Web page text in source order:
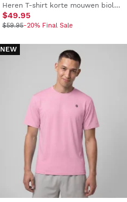
Heren T-shirt korte mouwen biologisch katoen
$49.95
$59.95-20% Final Sale
NEW